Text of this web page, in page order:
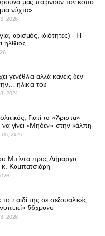
μας παίρνουν τον κόπο
νύχτα»
2026
ορισμός, ιδιότητες) - Η
ηλίθιος
γενέθλια αλλά κανείς δεν
ηλικία του
2024
Γιατί το «Άριστα»
γίνει «Μηδέν» στην κάλπη
05, 2026
Μπίντα προς Δήμαρχο
Κομπατσιάρη
παιδί της σε σεξουαλικές
56χρονο
2026